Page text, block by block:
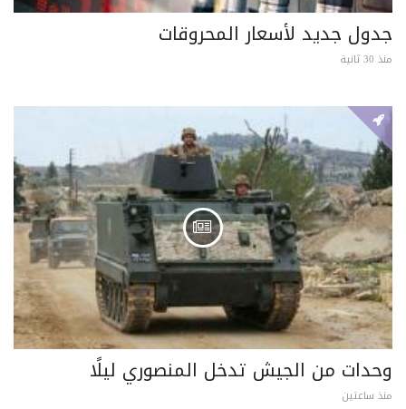
جدول جديد لأسعار المحروقات
منذ 30 ثانية
وحدات من الجيش تدخل المنصوري ليلًا
منذ ساعتين